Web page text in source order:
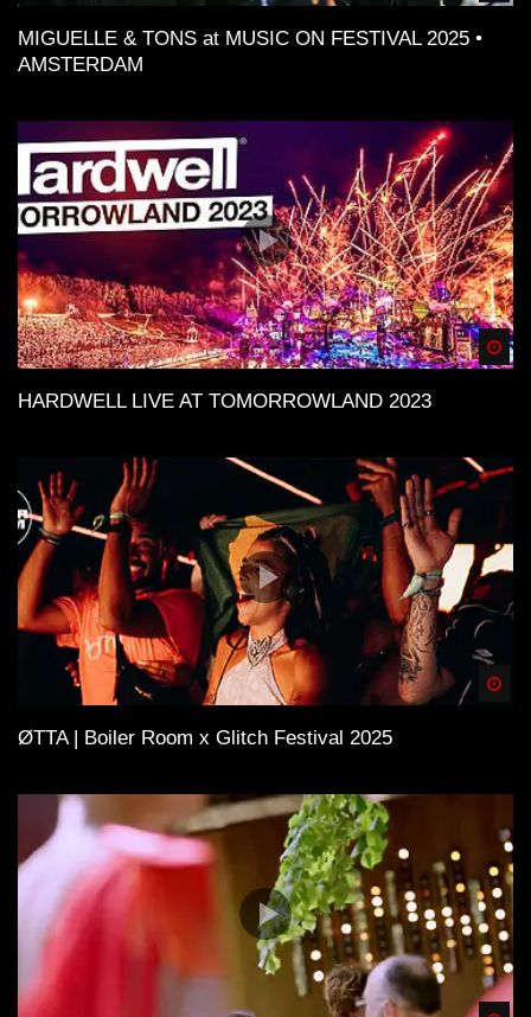
MIGUELLE & TONS at MUSIC ON FESTIVAL 2025 •
AMSTERDAM
HARDWELL LIVE AT TOMORROWLAND 2023
ØTTA | Boiler Room x Glitch Festival 2025